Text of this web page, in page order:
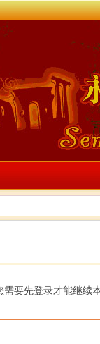
需要先登录才能继续